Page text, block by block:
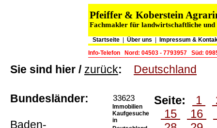
Pfeiffer & Koberstein
Fachmakler für landwirtschaftliche und
Startseite| Über uns
Impressum &
Info-Telefon
Nord: 04503 - 7793957 Süd:
Sie sind hier / zurück: Deutschland
Bundesländer:
Baden-
33623
Immobilien
Kaufgesuche
in
Seite: 1
15
16